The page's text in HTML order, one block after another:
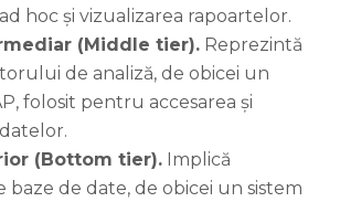
hoc și vizualizarea rapoartelor.
(Middle tier). Reprezintă
de analiză, de obicei un
folosit pentru accesarea și
(Bottom tier). Implică
baze de date, de obicei un sistem